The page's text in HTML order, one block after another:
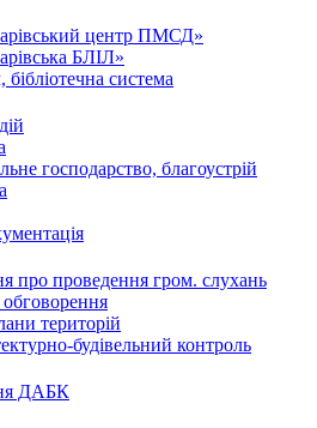
центр ПМСД»
БЛІЛ»
система
господарство, благоустрій
про проведення гром. слухань
обговорення
територій
будівельний контроль
ДАБК